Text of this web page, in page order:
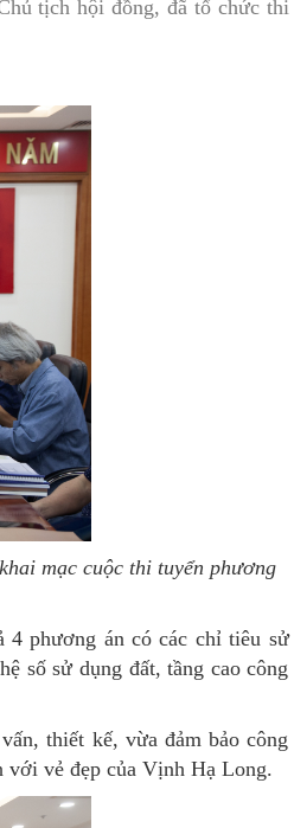
tịch hội đồng, đã tổ chức thi
mạc cuộc thi tuyển phương
phương án có các chỉ tiêu sử
số sử dụng đất, tầng cao công
thiết kế, vừa đảm bảo công
với vẻ đẹp của Vịnh Hạ Long.